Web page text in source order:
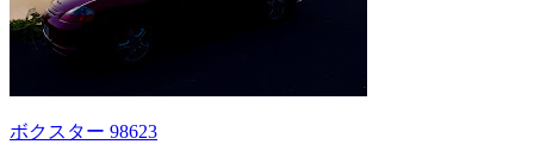
ボクスター 98623